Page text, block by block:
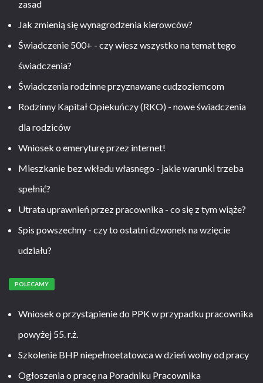
zasad
Jak zmienią się wynagrodzenia kierowców?
Świadczenie 500+ - czy wiesz wszystko na temat tego
świadczenia?
Świadczenia rodzinne przyznawane cudzoziemcom
Rodzinny Kapitał Opiekuńczy (RKO) - nowe świadczenia
dla rodziców
Wniosek o emeryturę przez internet!
Mieszkanie bez wkładu własnego - jakie warunki trzeba
spełnić?
Utrata uprawnień przez pracownika - co się z tym wiąże?
Spis powszechny - czy to ostatni dzwonek na wzięcie
udziału?
POLECAMY
Wniosek o przystąpienie do PPK w przypadku pracownika
powyżej 55. r.ż.
Szkolenie BHP niepełnoetatowca w dzień wolny od pracy
Ogłoszenia o pracę na Poradniku Pracownika